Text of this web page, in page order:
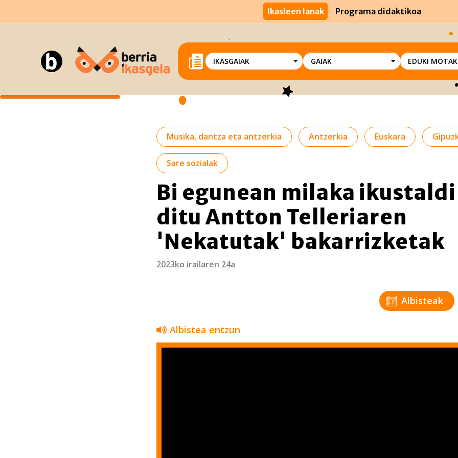
Ikasleen lanak Programa didaktikoa
IKASGAIAK GAIAK EDUKI MOTAK
Musika, dantza eta antzerkia Antzerkia Euskara
Sare sozialak
Bi egunean milaka
ditu Antton Telleriaren
'Nekatutak' bakarrizketak
2023ko irailaren 24a
Albisteak
Albistea entzun